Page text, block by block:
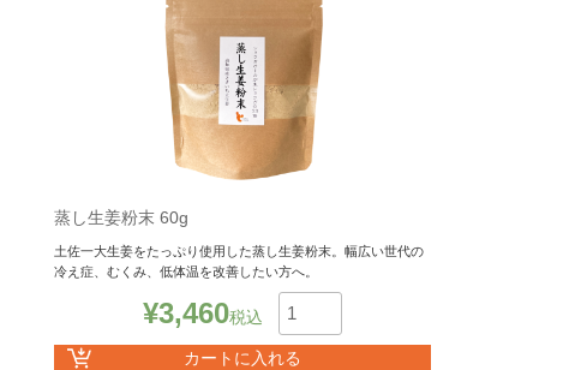
蒸し生姜粉末 60g
土佐一大生姜をたっぷり使用した蒸し生姜粉末。幅広い世代の
冷え症、むくみ、低体温を改善したい方へ。
¥3,460税込
数
カートに入れる